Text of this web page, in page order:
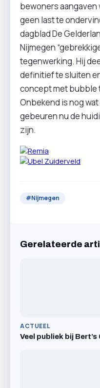
bewoners aangaven
geen last te
dagblad De
Nijmegen
tegenwerking. Hij
definitief te sluiten
concept met bubble
Onbekend is nog
gebeuren nu de
zijn.
#Nijmegen
Gerelateerde
ACTUEEL
Veel publiek bij